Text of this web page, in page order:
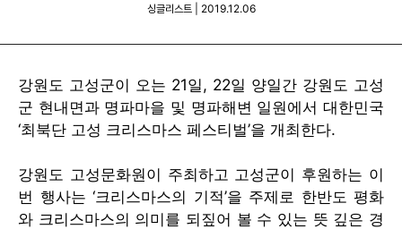
싱글리스트 | 2019.12.06
강원도 고성군이 오는 21일, 22일 양일간 강원도 고성
군 현내면과 명파마을 및 명파해변 일원에서 대한민국
‘최북단 고성 크리스마스 페스티벌’을 개최한다.
강원도 고성문화원이 주최하고 고성군이 후원하는 이
번 행사는 ‘크리스마스의 기적’을 주제로 한반도 평화
와 크리스마스의 의미를 되짚어 볼 수 있는 뜻 깊은 경